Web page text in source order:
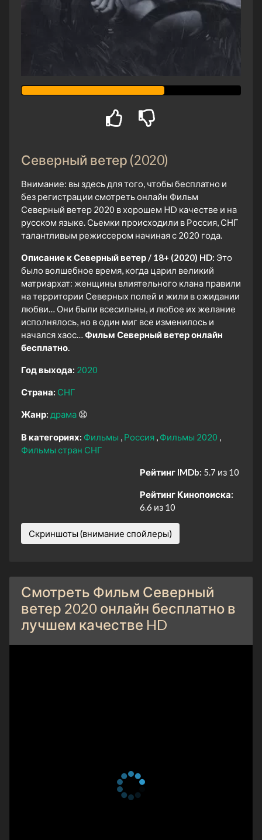
Северный ветер (2020)
Внимание: вы здесь для того, чтобы бесплатно и
без регистрации смотреть онлайн Фильм
Северный ветер 2020 в хорошем HD качестве и на
русском языке. Сьемки происходили в Россия, СНГ
талантливым режиссером начиная с 2020 года.
Описание к Северный ветер / 18+ (2020) HD: Это
было волшебное время, когда царил великий
матриархат: женщины влиятельного клана правили
на территории Северных полей и жили в ожидании
любви… Они были всесильны, и любое их желание
исполнялось, но в один миг все изменилось и
начался хаос… Фильм Северный ветер онлайн
бесплатно.
Год выхода: 2020
Страна: СНГ
Жанр: драма 😫
В категориях: Фильмы Россия Фильмы 2020
Фильмы стран СНГ
Рейтинг IMDb: 5.7 из 10
Рейтинг Кинопоиска:
6.6 из 10
Скриншоты (внимание спойлеры)
Смотреть Фильм Северный
ветер 2020 онлайн бесплатно в
лучшем качестве HD